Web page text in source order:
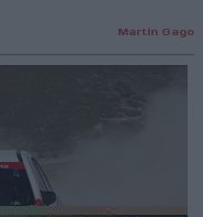
Martín Gago